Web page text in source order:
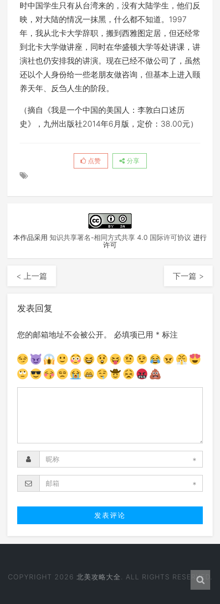
时中国学生只有从台湾来的，没有大陆学生，他们反
映，对大陆的情况一抹黑，什么都不知道。1997
年，我从北卡大学辞职，搬到西雅图定居，但还经常
到北卡大学做讲座，同时在华盛顿大学等处讲课，讲
演社也仍安排我的讲演。现在已经不做公司了，虽然
还以个人身份给一些老朋友做咨询，但基本上进入颐
养天年、反刍人生的阶段。
（摘自《我是一个中国的美国人：李敦白口述历
史》，九州出版社2014年6月版，定价：38.00元）
点赞 分享
本作品采用 知识共享署名-相同方式共享 4.0 国际许可协议 进行
许可
< 上一篇 下一篇 >
发表回复
您的邮箱地址不会被公开。 必填项已用 * 标注
*
*
COPYRIGHT 2026 北美攻略大全 . ALL RIGHTS RESERVED.